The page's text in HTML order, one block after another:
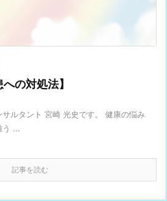
の対処法】
ルタント 宮崎 光史です。 健康の悩み
う ...
記事を読む